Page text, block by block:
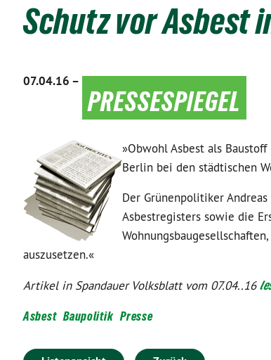
Schutz vor Asbest
07.04.16 – pressespiegel
»Obwohl Asbest als
Berlin bei den städtischen
Der Grünenpolitiker
Asbestregisters sowie die
auszusetzen.«
Artikel in Spandauer Volksblatt vom 07.04..16
Asbest Baupolitik Presse